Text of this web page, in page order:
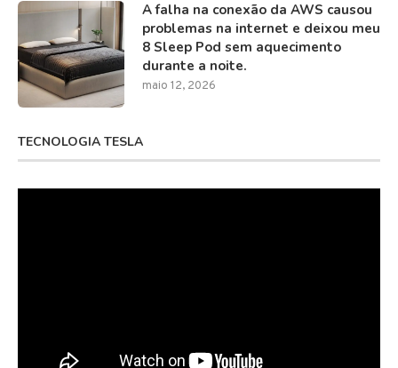
A falha na conexão da AWS causou
problemas na internet e deixou meu
8 Sleep Pod sem aquecimento
durante a noite.
maio 12, 2026
TECNOLOGIA TESLA